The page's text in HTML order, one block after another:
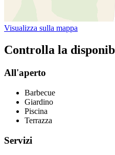
Visualizza sulla mappa
Controlla la
All'aperto
Barbecue
Giardino
Piscina
Terrazza
Servizi